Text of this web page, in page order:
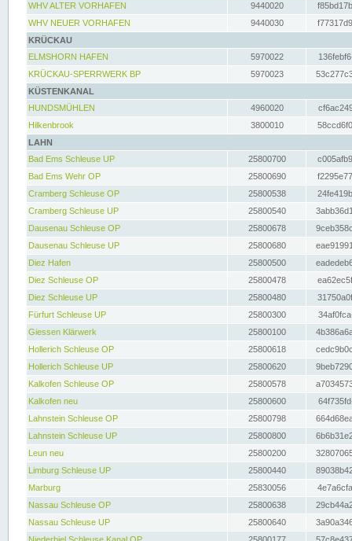
WHV ALTER VORHAFEN
9440020
WHV NEUER VORHAFEN
9440030
KRÜCKAU
ELMSHORN HAFEN
5970022
KRÜCKAU-SPERRWERK BP
5970023
KÜSTENKANAL
HUNDSMÜHLEN
4960020
Hilkenbrook
3800010
LAHN
Bad Ems Schleuse UP
25800700
Bad Ems Wehr OP
25800690
Cramberg Schleuse OP
25800538
Cramberg Schleuse UP
25800540
Dausenau Schleuse OP
25800678
Dausenau Schleuse UP
25800680
Diez Hafen
25800500
Diez Schleuse OP
25800478
Diez Schleuse UP
25800480
Fürfurt Schleuse UP
25800300
Giessen Klärwerk
25800100
Hollerich Schleuse OP
25800618
Hollerich Schleuse UP
25800620
Kalkofen Schleuse OP
25800578
Kalkofen neu
25800600
Lahnstein Schleuse OP
25800798
Lahnstein Schleuse UP
25800800
Leun neu
25800200
Limburg Schleuse UP
25800440
Marburg
25830056
Nassau Schleuse OP
25800638
Nassau Schleuse UP
25800640